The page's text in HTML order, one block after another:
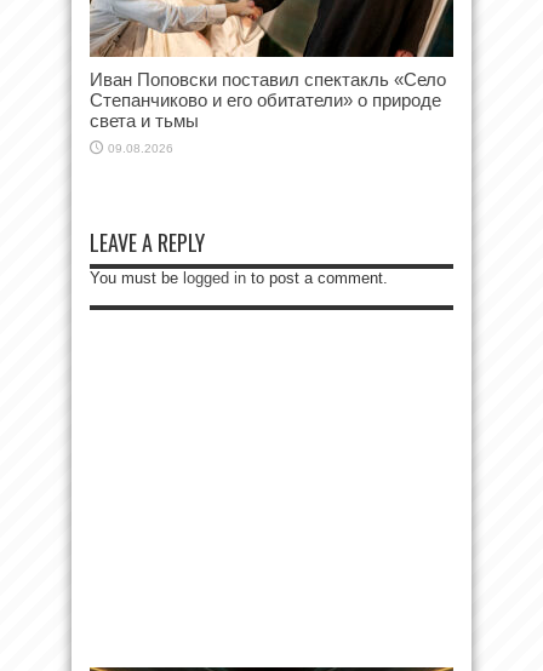
Иван Поповски поставил спектакль «Село
Степанчиково и его обитатели» о природе
света и тьмы
09.08.2026
LEAVE A REPLY
You must be logged in to post a comment.